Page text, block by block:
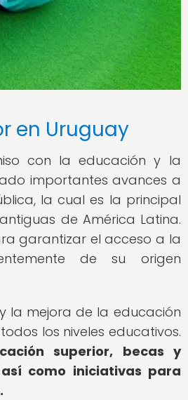
en Uruguay
con la educación y la
importantes avances a
la cual es la principal
de América Latina.
garantizar el acceso a la
de su origen
la mejora de la educación
los niveles educativos.
superior, becas y
como iniciativas para